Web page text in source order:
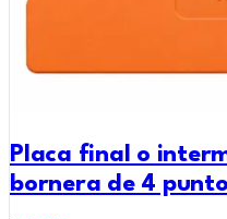
Placa final o
bornera de 4